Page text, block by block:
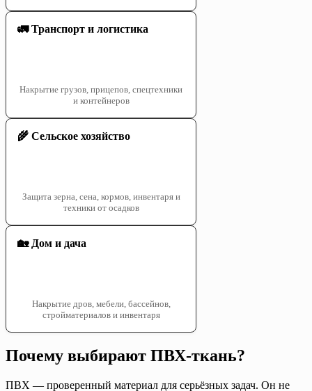
🚛 Транспорт и логистика
Накрытие грузов, прицепов, спецтехники
и контейнеров
🌾 Сельское хозяйство
Защита зерна, сена, кормов, инвентаря и
техники от осадков
🏡 Дом и дача
Накрытие дров, мебели, бассейнов,
стройматериалов и инвентаря
Почему выбирают ПВХ-ткань?
ПВХ — проверенный материал для серьёзных задач. Он не